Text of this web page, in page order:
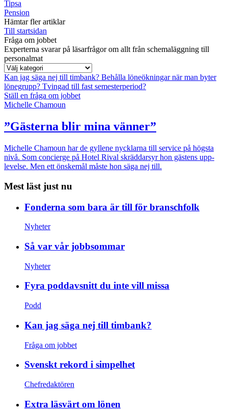
Tipsa
Pension
Hämtar fler artiklar
Till startsidan
Fråga om jobbet
Experterna svarar på läsarfrågor om allt från schemaläggning till
personalmat
Kan jag säga nej till timbank? Behålla löneökningar när man byter
lönegrupp? Tvingad till fast semesterperiod?
Ställ en fråga om jobbet
Michelle Chamoun
”Gästerna blir mina vänner”
Michelle Chamoun har de gyllene nycklarna till service på högsta
nivå. Som concierge på Hotel Rival skräddarsyr hon gästens upp­
levelse. Men ett önskemål måste hon säga nej till.
Mest läst just nu
Fonderna som bara är till för branschfolk
Nyheter
Så var vår jobbsommar
Nyheter
Fyra poddavsnitt du inte vill missa
Podd
Kan jag säga nej till timbank?
Fråga om jobbet
Svenskt rekord i simpelhet
Chefredaktören
Extra läsvärt om lönen